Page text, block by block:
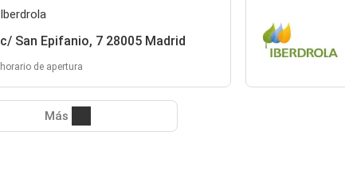
Iberdrola
c/ San Epifanio, 7 28005 Madrid
horario de apertura
Más